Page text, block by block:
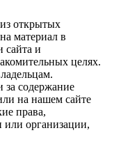
открытых
материал в
сайта и
целях.
за содержание
на нашем сайте
права,
организации,